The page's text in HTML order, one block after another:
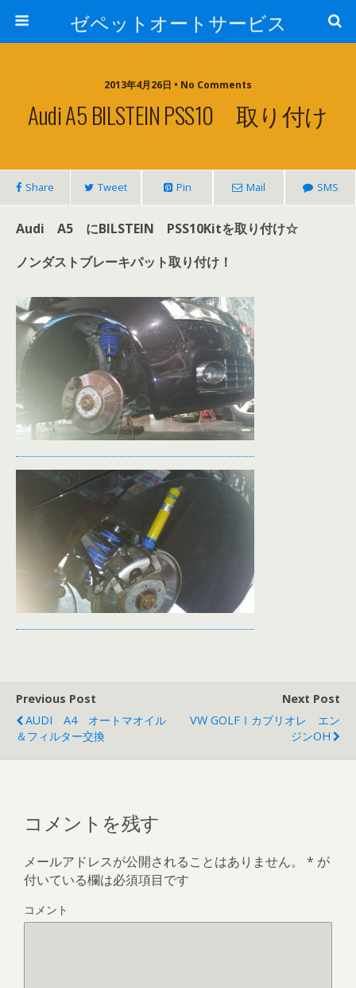
ゼペットオートサービス
2013年4月26日 • No Comments
Audi A5 BILSTEIN PSS10 取り付け
Share Tweet Pin Mail SMS
Audi A5 にBILSTEIN PSS10Kitを取り付け☆
ノンダストブレーキパット取り付け！
Previous Post
AUDI A4 オートマオイル
＆フィルター交換
Next Post
VW GOLFⅠカブリオレ エン
ジンOH
コメントを残す
メールアドレスが公開されることはありません。 * が
付いている欄は必須項目です
コメント